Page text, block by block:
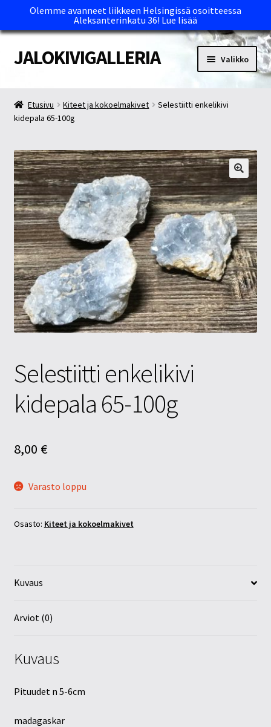
Olemme avanneet liikkeen Helsingissä osoitteessa
Aleksanterinkatu 36! Lue lisää
Siirry
navigointiin
Siirry
sisältöön
JALOKIVIGALLERIA Valikko
Kassa
Maksutavat ja Tärkeää tietää
Myymälät
Oma tili
Ostoskori
Tietosuojaseloste
Tuotteet
Etusivu Kiteet ja kokoelmakivet
Selestiitti enkelikivi
kidepala 65-100g
Selestiitti enkelikivi
kidepala 65-100g
8,00 €
Varasto loppu
Osasto: Kiteet ja kokoelmakivet
Kuvaus
Arviot (0)
Kuvaus
Pituudet n 5-6cm
madagaskar